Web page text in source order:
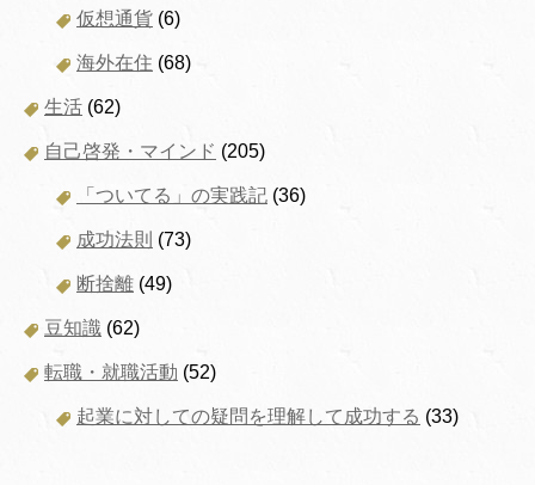
仮想通貨 (6)
海外在住 (68)
生活 (62)
自己啓発・マインド (205)
「ついてる」の実践記 (36)
成功法則 (73)
断捨離 (49)
豆知識 (62)
転職・就職活動 (52)
起業に対しての疑問を理解して成功する (33)